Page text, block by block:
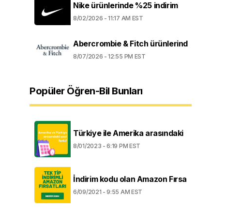
Nike ürünlerinde %25 indirim
8/02/2026 - 11:17 AM EST
Abercrombie & Fitch ürünlerind
8/07/2026 - 12:55 PM EST
Popüler Öğren-Bil Bunları
Türkiye ile Amerika arasındaki
8/01/2023 - 6:19 PM EST
İndirim kodu olan Amazon Fırsa
6/09/2021 - 9:55 AM EST